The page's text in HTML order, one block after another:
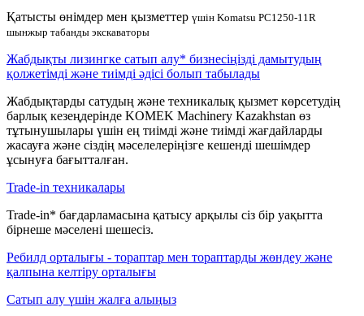
Қатысты өнімдер мен қызметтер үшін Komatsu PC1250-11R
шынжыр табанды экскаваторы
Жабдықты лизингке сатып алу* бизнесіңізді дамытудың
қолжетімді және тиімді әдісі болып табылады
Жабдықтарды сатудың және техникалық қызмет көрсетудің
барлық кезеңдерінде KOMEK Machinery Kazakhstan өз
тұтынушылары үшін ең тиімді және тиімді жағдайларды
жасауға және сіздің мәселелеріңізге кешенді шешімдер
ұсынуға бағытталған.
Trade-in техникалары
Trade-in* бағдарламасына қатысу арқылы сіз бір уақытта
бірнеше мәселені шешесіз.
Ребилд орталығы - тораптар мен тораптарды жөндеу және
қалпына келтіру орталығы
Сатып алу үшін жалға алыңыз